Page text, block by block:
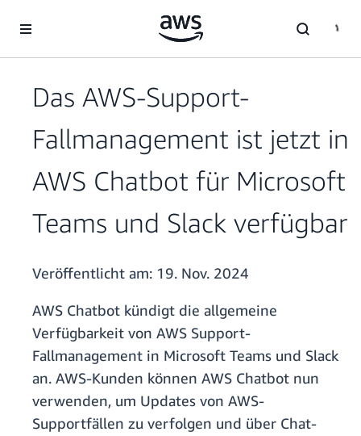
Überspringen zum Hauptinhalt
Das AWS-Support-
Fallmanagement ist jetzt in
AWS Chatbot für Microsoft
Teams und Slack verfügbar
Veröffentlicht am: 19. Nov. 2024
AWS Chatbot kündigt die allgemeine
Verfügbarkeit von AWS Support-
Fallmanagement in Microsoft Teams und Slack
an. AWS-Kunden können AWS Chatbot nun
verwenden, um Updates von AWS-
Supportfällen zu verfolgen und über Chat-